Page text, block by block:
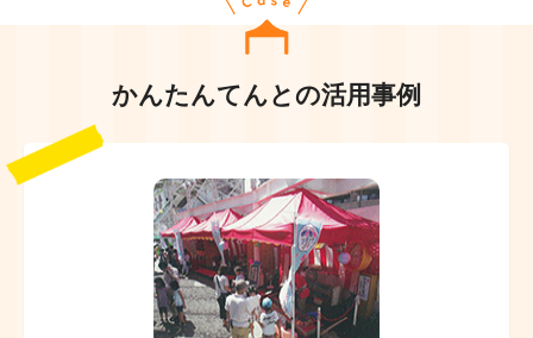
かんたんてんとの活用事例